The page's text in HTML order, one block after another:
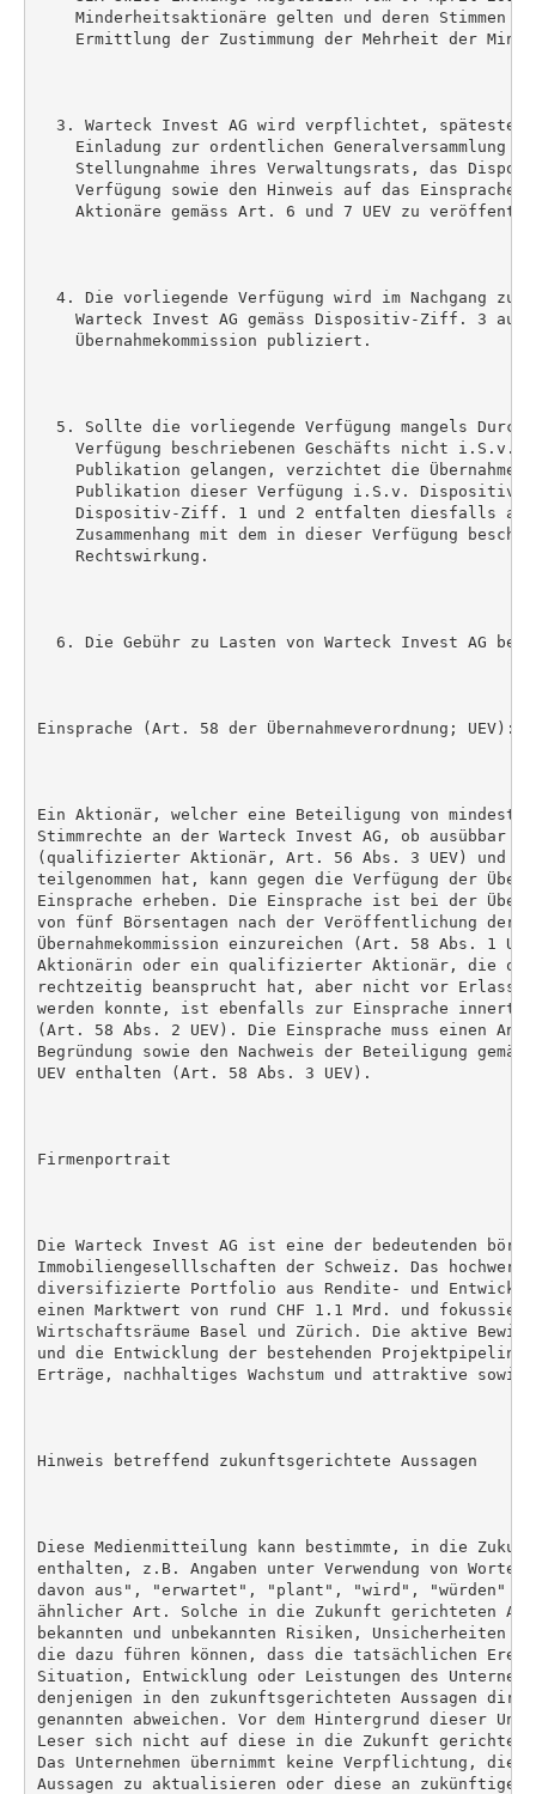
Minderheitsaktionäre gelten und deren Stimmen
Ermittlung der Zustimmung der Mehrheit der
3. Warteck Invest AG wird verpflichtet,
Einladung zur ordentlichen Generalversammlung
Stellungnahme ihres Verwaltungsrats, das
Verfügung sowie den Hinweis auf das
Aktionäre gemäss Art. 6 und 7 UEV zu
4. Die vorliegende Verfügung wird im Nachgang zur
Warteck Invest AG gemäss Dispositiv-Ziff. 3 auf
    Übernahmekommission publiziert.
5. Sollte die vorliegende Verfügung mangels
Verfügung beschriebenen Geschäfts nicht i.S.v.
Publikation gelangen, verzichtet die
Publikation dieser Verfügung i.S.v. Dispositiv-
Dispositiv-Ziff. 1 und 2 entfalten diesfalls
Zusammenhang mit dem in dieser Verfügung
    Rechtswirkung.
6. Die Gebühr zu Lasten von Warteck Invest AG
Einsprache (Art. 58 der Übernahmeverordnung; UEV):
Ein Aktionär, welcher eine Beteiligung von
Stimmrechte an der Warteck Invest AG, ob ausübbar
(qualifizierter Aktionär, Art. 56 Abs. 3 UEV) und
teilgenommen hat, kann gegen die Verfügung der
Einsprache erheben. Die Einsprache ist bei der
von fünf Börsentagen nach der Veröffentlichung der
Übernahmekommission einzureichen (Art. 58 Abs. 1
Aktionärin oder ein qualifizierter Aktionär, die
rechtzeitig beansprucht hat, aber nicht vor Erlass
werden konnte, ist ebenfalls zur Einsprache innert
(Art. 58 Abs. 2 UEV). Die Einsprache muss einen
Begründung sowie den Nachweis der Beteiligung
UEV enthalten (Art. 58 Abs. 3 UEV).
Firmenportrait
Die Warteck Invest AG ist eine der bedeutenden
Immobiliengeselllschaften der Schweiz. Das
diversifizierte Portfolio aus Rendite- und
einen Marktwert von rund CHF 1.1 Mrd. und
Wirtschaftsräume Basel und Zürich. Die aktive
und die Entwicklung der bestehenden
Erträge, nachhaltiges Wachstum und attraktive
Hinweis betreffend zukunftsgerichtete Aussagen
Diese Medienmitteilung kann bestimmte, in die
enthalten, z.B. Angaben unter Verwendung von
davon aus", "erwartet", "plant", "wird", "würden"
ähnlicher Art. Solche in die Zukunft gerichteten
bekannten und unbekannten Risiken, Unsicherheiten
die dazu führen können, dass die tatsächlichen
Situation, Entwicklung oder Leistungen des
denjenigen in den zukunftsgerichteten Aussagen
genannten abweichen. Vor dem Hintergrund dieser
Leser sich nicht auf diese in die Zukunft
Das Unternehmen übernimmt keine Verpflichtung,
Aussagen zu aktualisieren oder diese an zukünftige